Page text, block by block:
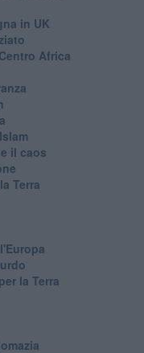
in UK
Africa
il caos
Terra
la Terra